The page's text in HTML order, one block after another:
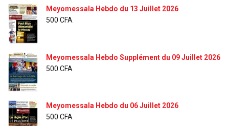
Meyomessala Hebdo du 13 Juillet 2026
500 CFA
Meyomessala Hebdo Supplément du 09 Juillet 2026
500 CFA
Meyomessala Hebdo du 06 Juillet 2026
500 CFA